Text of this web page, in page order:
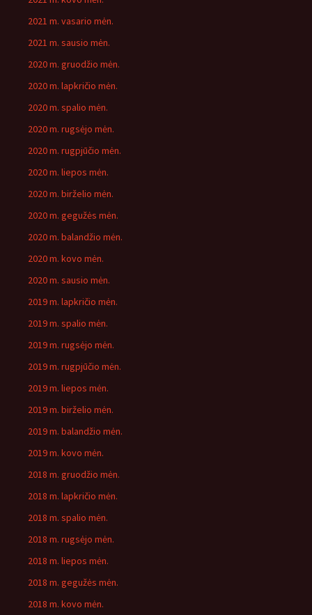
2021 m. vasario mėn.
2021 m. sausio mėn.
2020 m. gruodžio mėn.
2020 m. lapkričio mėn.
2020 m. spalio mėn.
2020 m. rugsėjo mėn.
2020 m. rugpjūčio mėn.
2020 m. liepos mėn.
2020 m. birželio mėn.
2020 m. gegužės mėn.
2020 m. balandžio mėn.
2020 m. kovo mėn.
2020 m. sausio mėn.
2019 m. lapkričio mėn.
2019 m. spalio mėn.
2019 m. rugsėjo mėn.
2019 m. rugpjūčio mėn.
2019 m. liepos mėn.
2019 m. birželio mėn.
2019 m. balandžio mėn.
2019 m. kovo mėn.
2018 m. gruodžio mėn.
2018 m. lapkričio mėn.
2018 m. spalio mėn.
2018 m. rugsėjo mėn.
2018 m. liepos mėn.
2018 m. gegužės mėn.
2018 m. kovo mėn.